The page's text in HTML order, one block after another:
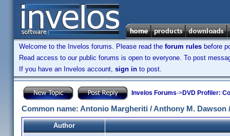
Welcome to the Invelos forums. Please read the forum rules before
Read access to our public forums is open to everyone. To post
If you have an Invelos account, sign in to post.
Invelos Forums->DVD Profiler:
Common name: Antonio Margheriti / Anthony M.
Author